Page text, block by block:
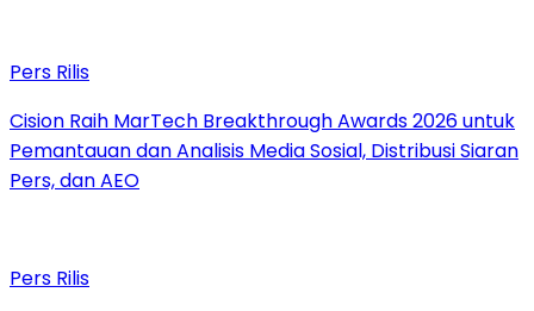
Pers Rilis
Cision Raih MarTech Breakthrough Awards 2026 untuk
Pemantauan dan Analisis Media Sosial, Distribusi Siaran
Pers, dan AEO
Pers Rilis